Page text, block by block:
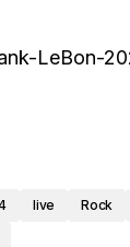
LeBon-
live Rock